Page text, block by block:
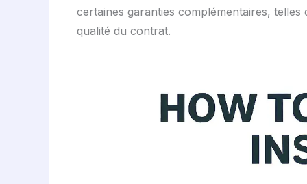
certaines garanties complémentaires,
qualité du contrat.